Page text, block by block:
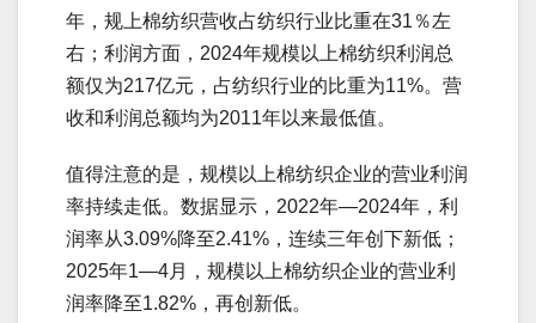
年，规上棉纺织营收占纺织行业比重在31％左
右；利润方面，2024年规模以上棉纺织利润总
额仅为217亿元，占纺织行业的比重为11%。营
收和利润总额均为2011年以来最低值。
值得注意的是，规模以上棉纺织企业的营业利润
率持续走低。数据显示，2022年—2024年，利
润率从3.09%降至2.41%，连续三年创下新低；
2025年1—4月，规模以上棉纺织企业的营业利
润率降至1.82%，再创新低。